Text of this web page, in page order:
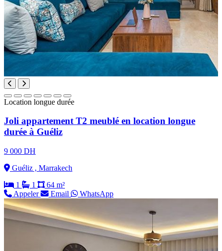
Location longue durée
Joli appartement T2 meublé en location longue
durée à Guéliz
9 000 DH
Guéliz , Marrakech
1
1
64 m²
Appeler
Email WhatsApp